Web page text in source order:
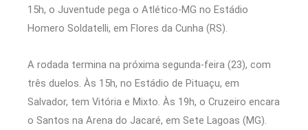
15h, o Juventude pega o Atlético-MG no Estádio
Homero Soldatelli, em Flores da Cunha (RS).
A rodada termina na próxima segunda-feira (23), com
três duelos. Às 15h, no Estádio de Pituaçu, em
Salvador, tem Vitória e Mixto. Às 19h, o Cruzeiro encara
o Santos na Arena do Jacaré, em Sete Lagoas (MG).